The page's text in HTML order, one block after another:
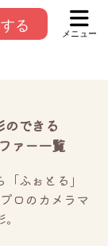
る メニュー
できる
ァー一覧
ふぉとる」
ロのカメラマ